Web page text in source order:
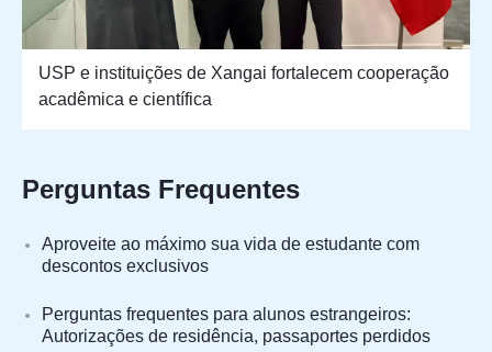
USP e instituições de Xangai fortalecem cooperação
acadêmica e científica
Perguntas Frequentes
Aproveite ao máximo sua vida de estudante com
descontos exclusivos
Perguntas frequentes para alunos estrangeiros:
Autorizações de residência, passaportes perdidos